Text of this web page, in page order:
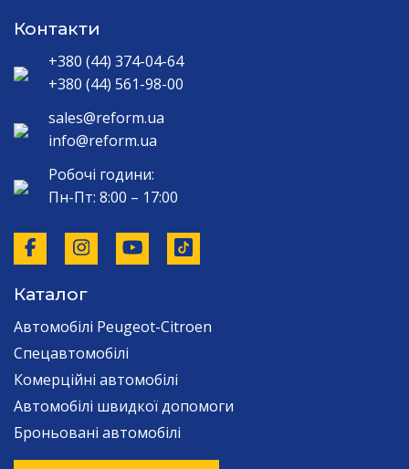
Контакти
+380 (44) 374-04-64
+380 (44) 561-98-00
sales@reform.ua
info@reform.ua
Робочі години:
Пн-Пт: 8:00 – 17:00
Каталог
Автомобілі Peugeot-Citroen
Спецавтомобілі
Комерційні автомобілі
Автомобілі швидкої допомоги
Броньовані автомобілі